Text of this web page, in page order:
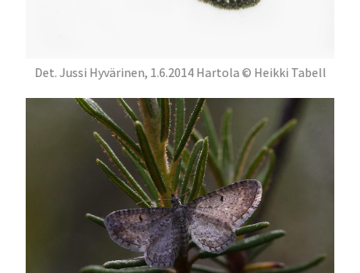
Det. Jussi Hyvärinen, 1.6.2014 Hartola © Heikki Tabell